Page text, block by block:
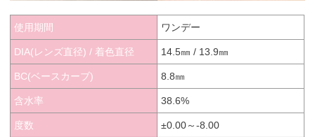
使用期間 ワンデー
DIA(レンズ直径) / 着色直径 14.5㎜ / 13.9㎜
BC(ベースカーブ) 8.8㎜
含水率 38.6%
度数 ±0.00～-8.00